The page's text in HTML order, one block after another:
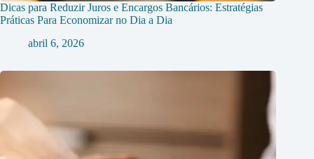
Dicas para Reduzir Juros e Encargos Bancários: Estratégias
Práticas Para Economizar no Dia a Dia
abril 6, 2026